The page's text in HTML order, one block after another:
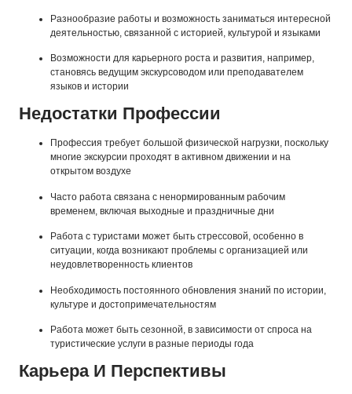
Разнообразие работы и возможность заниматься интересной
деятельностью, связанной с историей, культурой и языками
Возможности для карьерного роста и развития, например,
становясь ведущим экскурсоводом или преподавателем
языков и истории
Недостатки Профессии
Профессия требует большой физической нагрузки, поскольку
многие экскурсии проходят в активном движении и на
открытом воздухе
Часто работа связана с ненормированным рабочим
временем, включая выходные и праздничные дни
Работа с туристами может быть стрессовой, особенно в
ситуации, когда возникают проблемы с организацией или
неудовлетворенность клиентов
Необходимость постоянного обновления знаний по истории,
культуре и достопримечательностям
Работа может быть сезонной, в зависимости от спроса на
туристические услуги в разные периоды года
Карьера И Перспективы